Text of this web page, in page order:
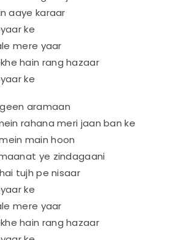
aaye karaar
ke
mere yaar
hain rang hazaar
ke
aramaan
rahana meri jaan ban ke
main hoon
ye zindagaani
tujh pe nisaar
ke
mere yaar
hain rang hazaar